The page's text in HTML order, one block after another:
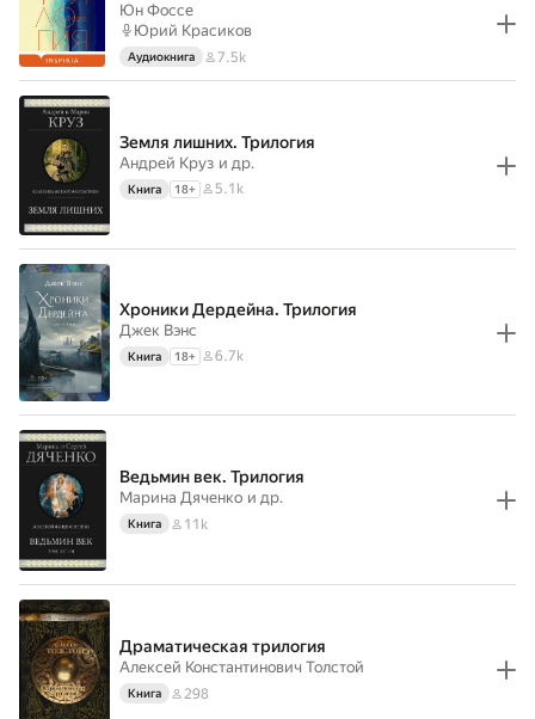
Юн Фоссе
Юрий Красиков
Аудиокнига 7.5k
Земля лишних. Трилогия
Андрей Круз и др.
Книга 18+ 5.1k
Хроники Дердейна. Трилогия
Джек Вэнс
Книга 18+ 6.7k
Ведьмин век. Трилогия
Марина Дяченко и др.
Книга 11k
Драматическая трилогия
Алексей Константинович Толстой
Книга 298